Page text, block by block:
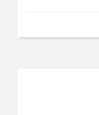
ثورهالعشرین نجف